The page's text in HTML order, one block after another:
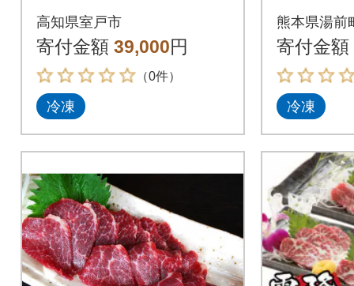
書付】
高知県室戸市
寄付金額 39,000円
（0件）
冷凍
熊本県湯前
寄付金額
冷凍